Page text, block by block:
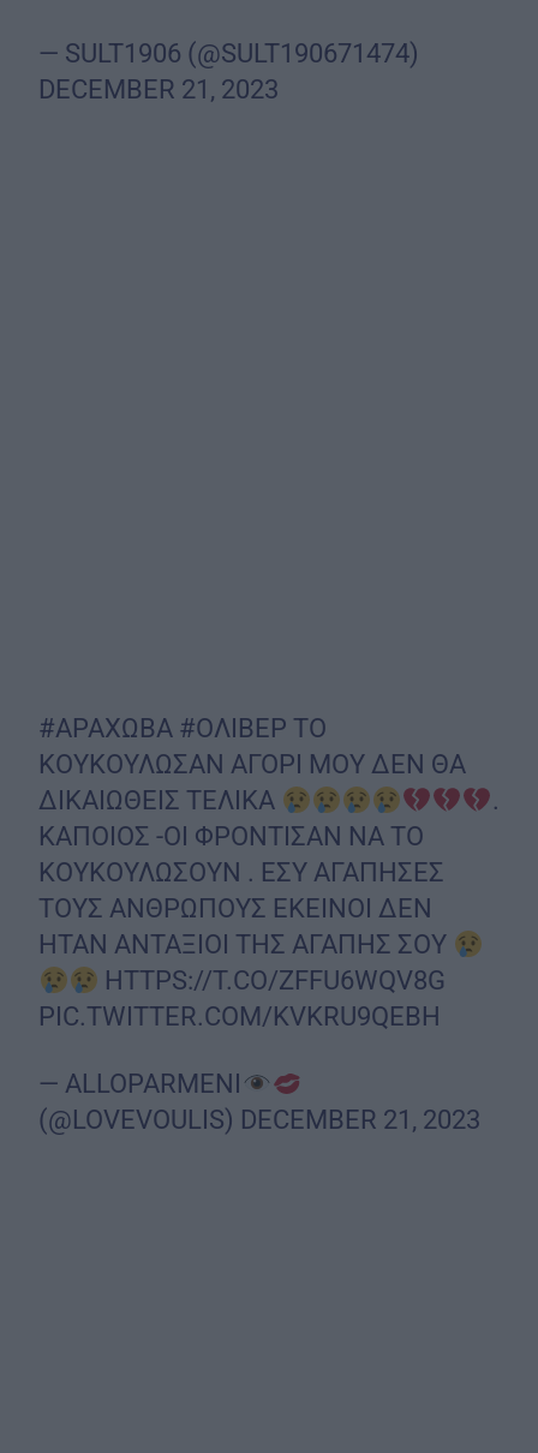
— SULT1906 (@SULT190671474)
DECEMBER 21, 2023
#ΑΡΑΧΩΒΑ #ΟΛΙΒΕΡ ΤΟ
ΚΟΥΚΟΥΛΩΣΑΝ ΑΓΟΡΙ ΜΟΥ ΔΕΝ ΘΑ
ΔΙΚΑΙΩΘΕΙΣ ΤΕΛΙΚΑ
.
ΚΑΠΟΙΟΣ -ΟΙ ΦΡΟΝΤΙΣΑΝ ΝΑ ΤΟ
ΚΟΥΚΟΥΛΩΣΟΥΝ . ΕΣΥ ΑΓΑΠΗΣΕΣ
ΤΟΥΣ ΑΝΘΡΩΠΟΥΣ ΕΚΕΙΝΟΙ ΔΕΝ
ΗΤΑΝ ΑΝΤΑΞΙΟΙ ΤΗΣ ΑΓΑΠΗΣ ΣΟΥ
HTTPS://T.CO/ZFFU6WQV8G
PIC.TWITTER.COM/KVKRU9QEBH
— ALLOPARMENI
(@LOVEVOULIS) DECEMBER 21, 2023